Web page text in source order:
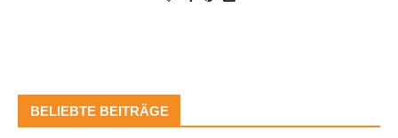
BELIEBTE BEITRÄGE